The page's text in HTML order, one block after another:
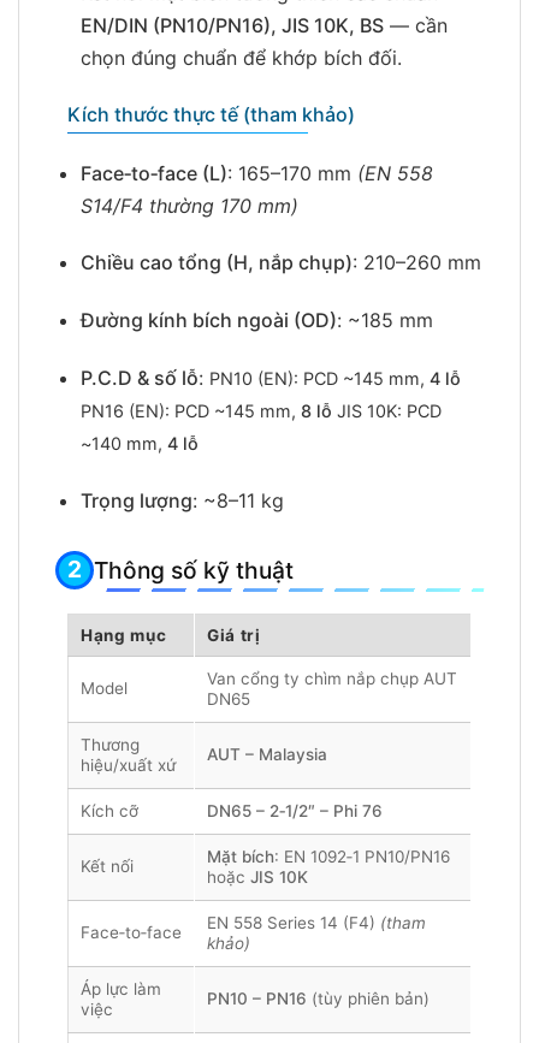
EN/DIN (PN10/PN16), JIS 10K, BS— cần
chọn đúng chuẩn để khớp bích đối.
Kích thước thực tế (tham khảo)
Face‑to‑face (L): 165–170 mm (EN 558
S14/F4 thường 170 mm)
Chiều cao tổng (H, nắp chụp): 210–260 mm
Đường kính bích ngoài (OD): ~185 mm
P.C.D & số lỗ: PN10 (EN): PCD ~145 mm, 4 lỗ
PN16 (EN): PCD ~145 mm, 8 lỗ JIS 10K: PCD
~140 mm, 4 lỗ
Trọng lượng: ~8–11 kg
Thông số kỹ thuật
Hạng mục Giá trị
Model
Van cổng ty chìm nắp chụp AUT
DN65
Thương
hiệu/xuất xứ
AUT – Malaysia
Kích cỡ DN65 – 2‑1/2″ – Phi 76
Kết nối Mặt bích: EN 1092‑1 PN10/PN16
hoặc JIS 10K
Face‑to‑face EN 558 Series 14 (F4) (tham
khảo)
Áp lực làm
việc
PN10 – PN16 (tùy phiên bản)